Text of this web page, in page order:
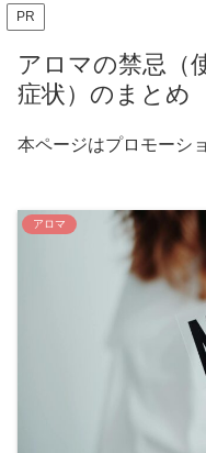
PR
アロマの禁忌（
症状）のまとめ
本ページはプロモーシ
アロマ